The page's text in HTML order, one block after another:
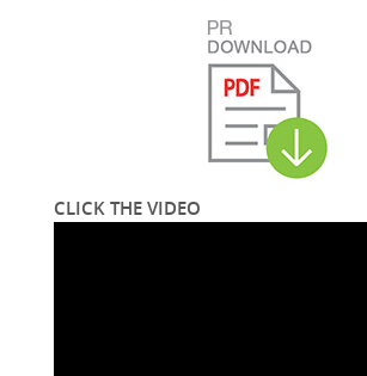
CLICK THE VIDEO